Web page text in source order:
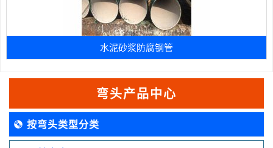
水泥砂浆防腐钢管
弯头产品中心
按弯头类型分类